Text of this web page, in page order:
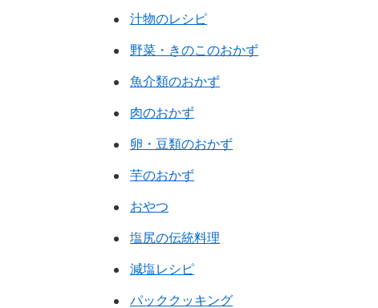
汁物のレシピ
野菜・きのこのおかず
魚介類のおかず
肉のおかず
卵・豆類のおかず
芋のおかず
おやつ
塩尻の伝統料理
減塩レシピ
パッククッキング